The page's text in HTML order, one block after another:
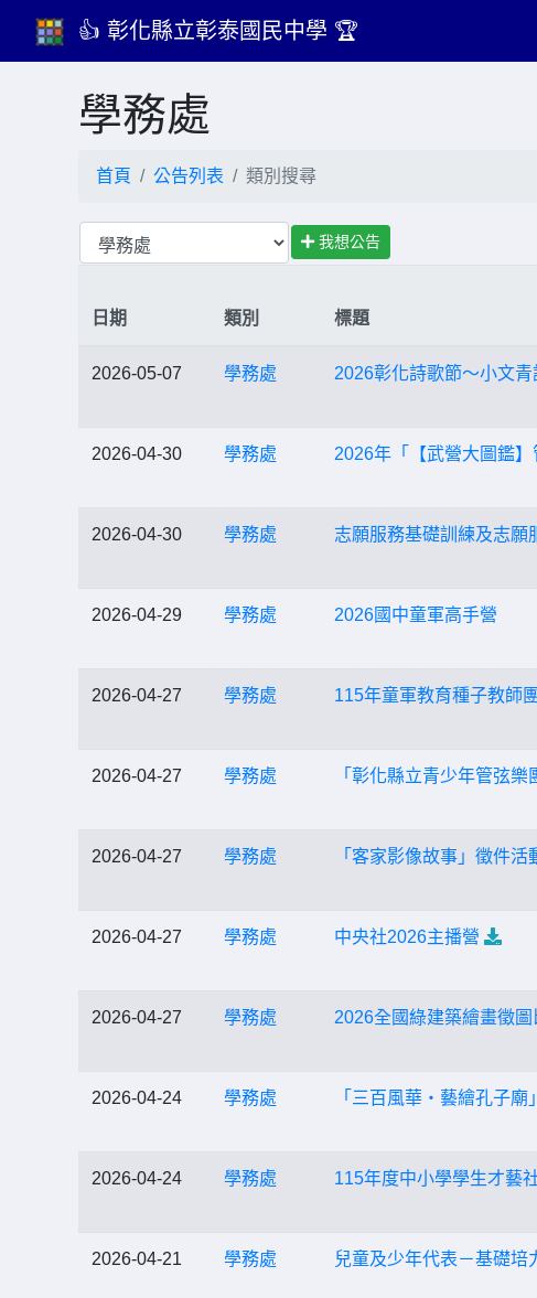
👍 彰化縣立彰泰國民中學 🏆
學務處
首頁 公告列表 類別搜尋
我想公告
日期 類別 標題
2026-05-07 學務處 2026彰化詩歌節～小文
2026-04-30 學務處 2026年「【武營大圖鑑
2026-04-30 學務處 志願服務基礎訓練及志願
2026-04-29 學務處 2026國中童軍高手營
2026-04-27 學務處 115年童軍教育種子教師
2026-04-27 學務處 「彰化縣立青少年管弦
2026-04-27 學務處 「客家影像故事」徵件活
2026-04-27 學務處 中央社2026主播營
2026-04-27 學務處 2026全國綠建築繪畫徵圖
2026-04-24 學務處 「三百風華・藝繪孔子
2026-04-24 學務處 115年度中小學學生才藝
2026-04-21 學務處 兒童及少年代表－基礎培